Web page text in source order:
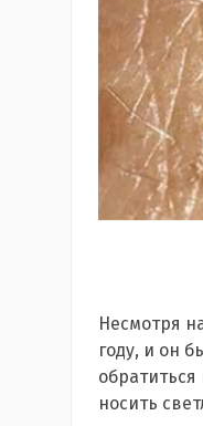
Несмотря
году, и он
носить